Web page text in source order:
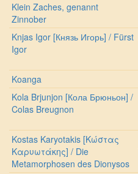
Klein Zaches, genannt
Zinnober
Knjas Igor [Князь Игорь] / Fürst
Igor
Koanga
Kola Brjunjon [Кола Брюньон] /
Colas Breugnon
Kostas Karyotakis [Κώστας
Καρυωτάκης] / Die
Metamorphosen des Dionysos